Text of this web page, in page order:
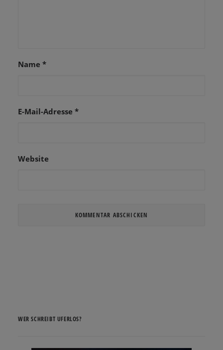
Name *
E-Mail-Adresse *
Website
WER SCHREIBT UFERLOS?